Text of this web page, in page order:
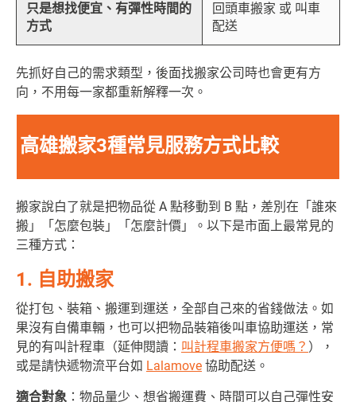
只是想找便宜、有彈性時間的
方式
回頭車搬家 或 叫車
配送
先抓好自己的需求類型，後面找搬家公司時也會更有方
向，不用每一家都重新解釋一次。
高雄搬家3種常見服務方式比較
搬家說白了就是把物品從 A 點移動到 B 點，差別在「誰來
搬」「怎麼包裝」「怎麼計價」。以下是市面上最常見的
三種方式：
1. 自助搬家
從打包、裝箱、搬運到運送，全部自己來的省錢做法。如
果沒有自備車輛，也可以把物品裝箱後叫車協助運送，常
見的有叫計程車（延伸閱讀： 叫計程車搬家方便嗎？ ），
或是請快遞物流平台如 Lalamove 協助配送。
適合對象 ：物品量少、想省搬運費、時間可以自己彈性安